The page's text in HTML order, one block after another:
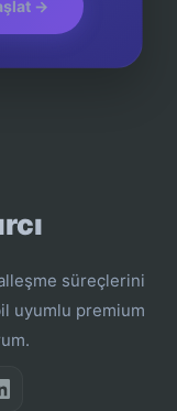
→
süreçlerini
uyumlu premium